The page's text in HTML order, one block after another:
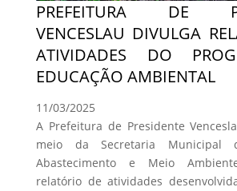
PREFEITURA DE
VENCESLAU DIVULGA
ATIVIDADES DO
EDUCAÇÃO AMBIENTAL
11/03/2025
A Prefeitura de Presidente
meio da Secretaria Municipal
Abastecimento e Meio
relatório de atividades